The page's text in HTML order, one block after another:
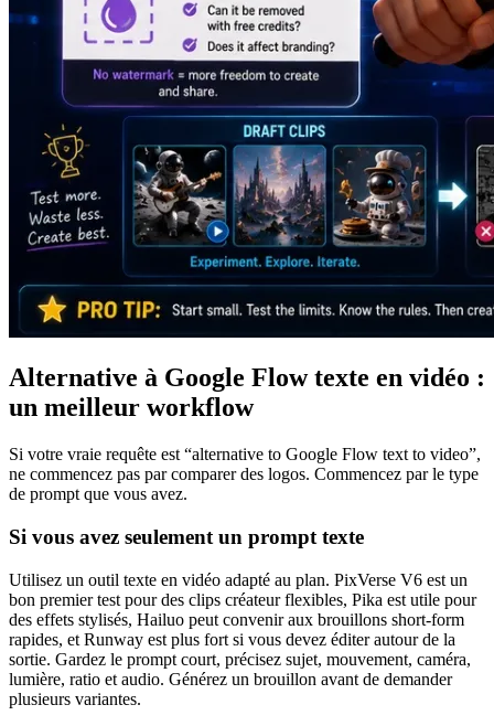
Alternative à Google Flow texte en vidéo :
un meilleur workflow
Si votre vraie requête est “alternative to Google Flow text to video”,
ne commencez pas par comparer des logos. Commencez par le type
de prompt que vous avez.
Si vous avez seulement un prompt texte
Utilisez un outil texte en vidéo adapté au plan. PixVerse V6 est un
bon premier test pour des clips créateur flexibles, Pika est utile pour
des effets stylisés, Hailuo peut convenir aux brouillons short-form
rapides, et Runway est plus fort si vous devez éditer autour de la
sortie. Gardez le prompt court, précisez sujet, mouvement, caméra,
lumière, ratio et audio. Générez un brouillon avant de demander
plusieurs variantes.